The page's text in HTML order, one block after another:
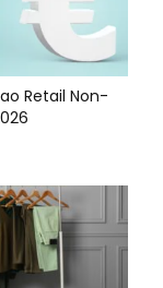
Retail Non-